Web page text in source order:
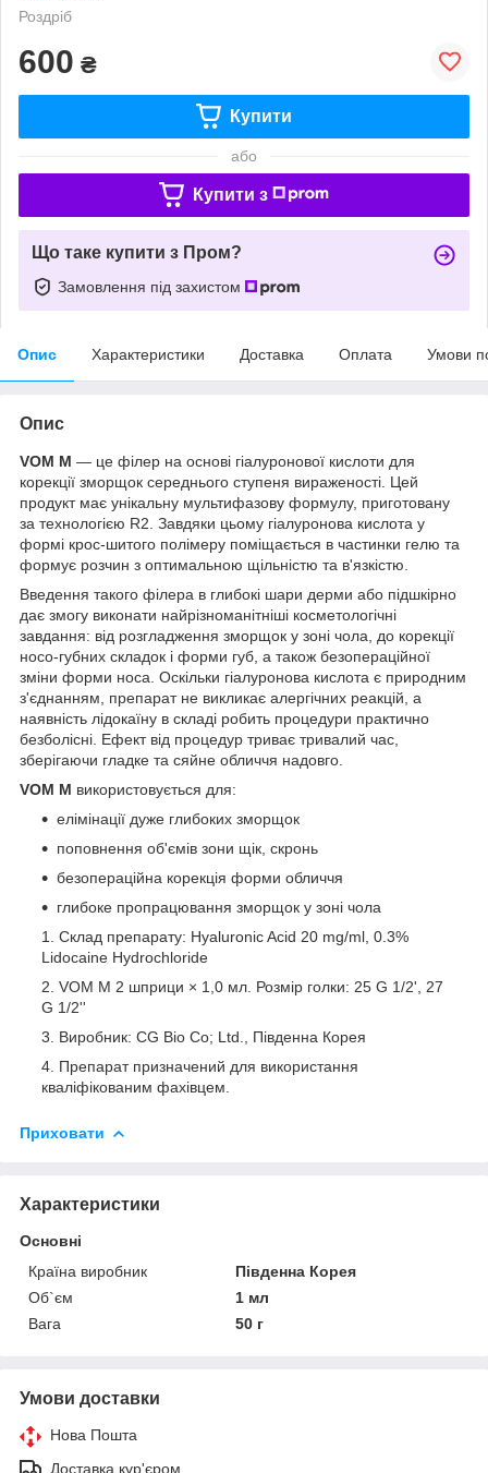
Роздріб
600 ₴
Купити
або
Купити з
Що таке купити з Пром?
Замовлення під захистом
Опис Характеристики Доставка Оплата Умови
Опис
VOM M — це філер на основі гіалуронової кислоти для
корекції зморщок середнього ступеня вираженості. Цей
продукт має унікальну мультифазову формулу, приготовану
за технологією R2. Завдяки цьому гіалуронова кислота у
формі крос-шитого полімеру поміщається в частинки гелю та
формує розчин з оптимальною щільністю та в'язкістю.
Введення такого філера в глибокі шари дерми або підшкірно
дає змогу виконати найрізноманітніші косметологічні
завдання: від розгладження зморщок у зоні чола, до корекції
носо-губних складок і форми губ, а також безопераційної
зміни форми носа. Оскільки гіалуронова кислота є природним
з'єднанням, препарат не викликає алергічних реакцій, а
наявність лідокаїну в складі робить процедури практично
безболісні. Ефект від процедур триває тривалий час,
зберігаючи гладке та сяйне обличчя надовго.
VOM M використовується для:
елімінації дуже глибоких зморщок
поповнення об'ємів зони щік, скронь
безопераційна корекція форми обличчя
глибоке пропрацювання зморщок у зоні чола
Склад препарату: Hyaluronic Acid 20 mg/ml, 0.3%
Lidocaine Hydrochloride
VOM M 2 шприци × 1,0 мл. Розмір голки: 25 G 1/2', 27
G 1/2''
Виробник: CG Bio Co; Ltd., Південна Корея
Препарат призначений для використання
кваліфікованим фахівцем.
Приховати
Характеристики
Основні
Країна виробник
Південна Корея
Об`єм
1 мл
Вага
50 г
Умови доставки
Нова Пошта
Доставка кур'єром